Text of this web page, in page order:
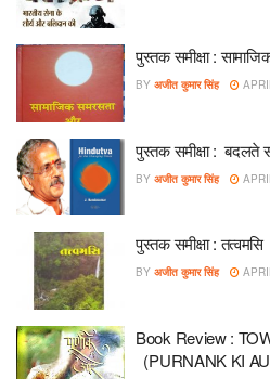
पुस्तक समीक्षा :
BY अजीत कुमार सिंह
पुस्तक समीक्षा : बदलते
BY अजीत कुमार सिंह
पुस्तक समीक्षा : तत्वमसि
BY अजीत कुमार सिंह
Book Review :
(PURNANK KI